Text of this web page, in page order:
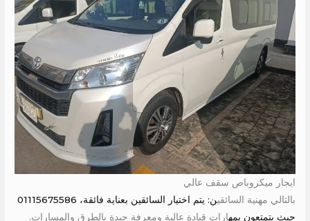
ايجار ميكروباص سقف عالي
بالتالي مهنية السائقي
ن: يتم اختيار السائقين بعناية فائقة، 01115675586
حيث يتمتعون بمهارات قيادة عالية ومعرفة جيدة بالطرق والمسارات.